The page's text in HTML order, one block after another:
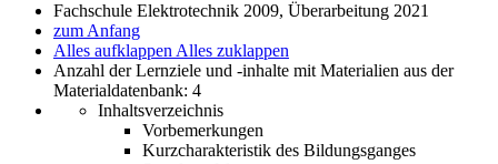
Fachschule Elektrotechnik 2009, Überarbeitung 2021
zum Anfang
Alles aufklappen Alles zuklappen
Anzahl der Lernziele und -inhalte mit Materialien aus der
Materialdatenbank: 4
Inhaltsverzeichnis
Vorbemerkungen
Kurzcharakteristik des Bildungsganges